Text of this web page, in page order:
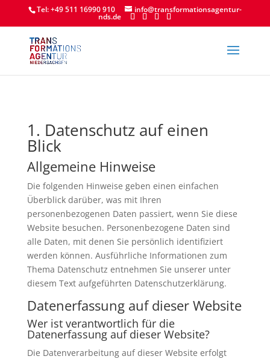
Tel: +49 511 16990 910 info@transformationsagentur-
nds.de
1. Datenschutz auf einen
Blick
Allgemeine Hinweise
Die folgenden Hinweise geben einen einfachen
Überblick darüber, was mit Ihren
personenbezogenen Daten passiert, wenn Sie diese
Website besuchen. Personenbezogene Daten sind
alle Daten, mit denen Sie persönlich identifiziert
werden können. Ausführliche Informationen zum
Thema Datenschutz entnehmen Sie unserer unter
diesem Text aufgeführten Datenschutzerklärung.
Datenerfassung auf dieser Website
Wer ist verantwortlich für die
Datenerfassung auf dieser Website?
Die Datenverarbeitung auf dieser Website erfolgt